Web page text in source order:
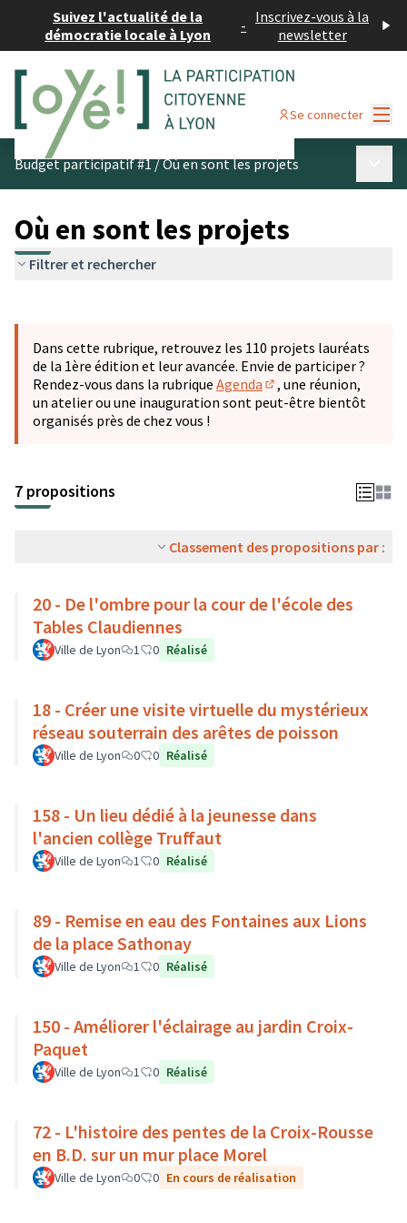
Suivez l'actualité de la
démocratie locale à Lyon
- Inscrivez-vous à la
newsletter
Se connecter
Budget participatif #1/Où en sont les projets
Où en sont les projets
Filtrer et rechercher
−
Dans cette rubrique, retrouvez les 110 projets lauréats
de la 1ère édition et leur avancée. Envie de participer ?
Rendez-vous dans la rubrique Agenda
(S'ouvre dans un
, une réunion,
un atelier ou une inauguration sont peut-être bientôt
organisés près de chez vous !
7 propositions
Classement des propositions par :
20 - De l'ombre pour la cour de l'école des
Tables Claudiennes
Ville de Lyon 1 0 Réalisé
18 - Créer une visite virtuelle du mystérieux
réseau souterrain des arêtes de poisson
Ville de Lyon 0 0 Réalisé
158 - Un lieu dédié à la jeunesse dans
l'ancien collège Truffaut
Ville de Lyon 1 0 Réalisé
89 - Remise en eau des Fontaines aux Lions
de la place Sathonay
Ville de Lyon 1 0 Réalisé
150 - Améliorer l'éclairage au jardin Croix-
Paquet
Ville de Lyon 1 0 Réalisé
72 - L'histoire des pentes de la Croix-Rousse
en B.D. sur un mur place Morel
Ville de Lyon 0 0 En cours de réalisation